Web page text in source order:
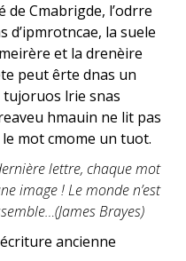
de Cmabrigde, l’odrre
d’ipmrotncae, la suele
et la drenèire
peut êrte dnas un
lrie snas
hmauin ne lit pas
mot cmome un tuot.
lettre, chaque mot
image ! Le monde n’est
Brayes)
ancienne